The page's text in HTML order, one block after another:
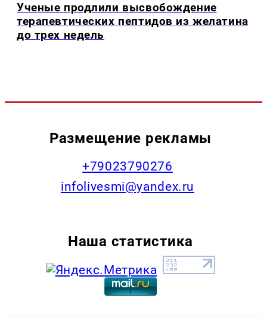
Ученые продлили высвобождение
терапевтических пептидов из желатина
до трех недель
Размещение рекламы
+79023790276
infolivesmi@yandex.ru
Наша статистика